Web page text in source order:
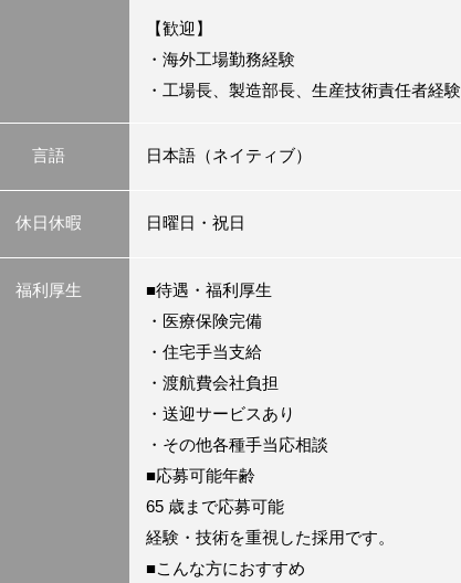
【歓迎】
・海外工場勤務経験
・工場長、製造部長、生産技術責任者経験
言語 日本語（ネイティブ）
休日休暇 日曜日・祝日
福利厚生
■待遇・福利厚生
・医療保険完備
・住宅手当支給
・渡航費会社負担
・送迎サービスあり
・その他各種手当応相談
■応募可能年齢
65 歳まで応募可能
経験・技術を重視した採用です。
■こんな方におすすめ